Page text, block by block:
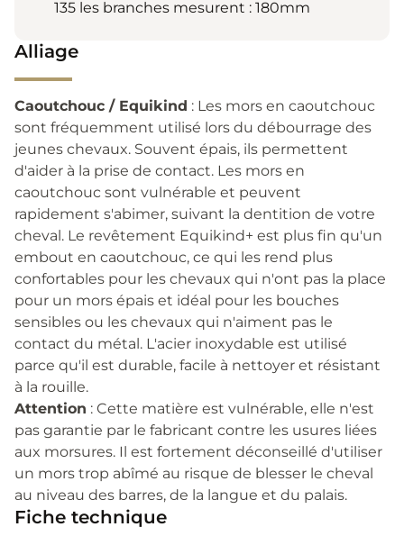
135 les branches mesurent : 180mm
Alliage
Caoutchouc / Equikind : Les mors en caoutchouc
sont fréquemment utilisé lors du débourrage des
jeunes chevaux. Souvent épais, ils permettent
d'aider à la prise de contact. Les mors en
caoutchouc sont vulnérable et peuvent
rapidement s'abimer, suivant la dentition de votre
cheval. Le revêtement Equikind+ est plus fin qu'un
embout en caoutchouc, ce qui les rend plus
confortables pour les chevaux qui n'ont pas la place
pour un mors épais et idéal pour les bouches
sensibles ou les chevaux qui n'aiment pas le
contact du métal. L'acier inoxydable est utilisé
parce qu'il est durable, facile à nettoyer et résistant
à la rouille.
Attention : Cette matière est vulnérable, elle n'est
pas garantie par le fabricant contre les usures liées
aux morsures. Il est fortement déconseillé d'utiliser
un mors trop abîmé au risque de blesser le cheval
au niveau des barres, de la langue et du palais.
Fiche technique